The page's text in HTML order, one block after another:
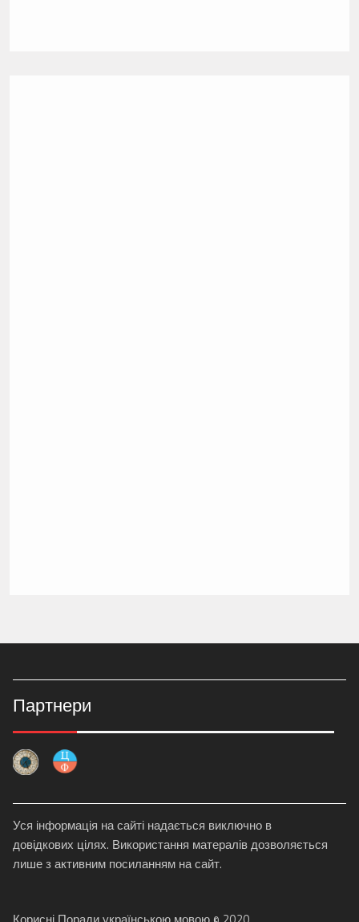
Партнери
Уся інформація на сайті надається виключно в
довідкових цілях. Використання матералів дозволяється
лише з активним посиланням на сайт.